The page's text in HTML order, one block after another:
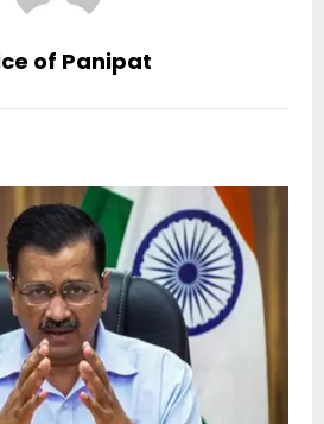
of Panipat